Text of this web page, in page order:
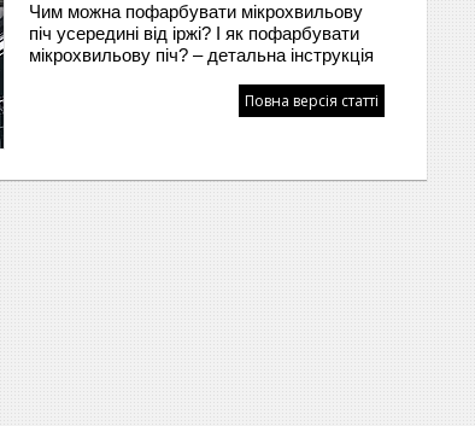
Чим можна пофарбувати мікрохвильову
піч усередині від іржі? І як пофарбувати
мікрохвильову піч? – детальна інструкція
Повна версія статті